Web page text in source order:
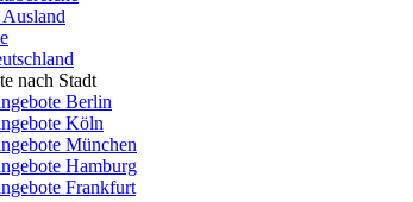
nach Stadt
Berlin
Köln
München
Hamburg
Frankfurt